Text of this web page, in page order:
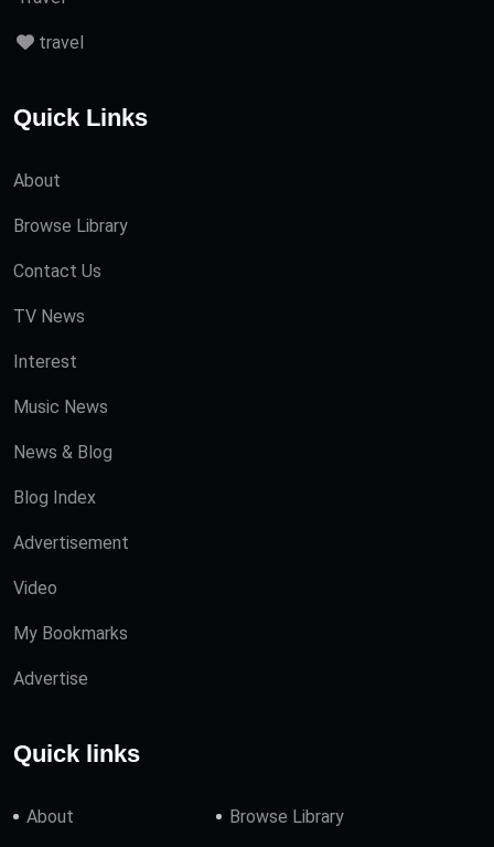
travel
Quick Links
About
Browse Library
Contact Us
TV News
Interest
Music News
News & Blog
Blog Index
Advertisement
Video
My Bookmarks
Advertise
Quick links
About Browse Library